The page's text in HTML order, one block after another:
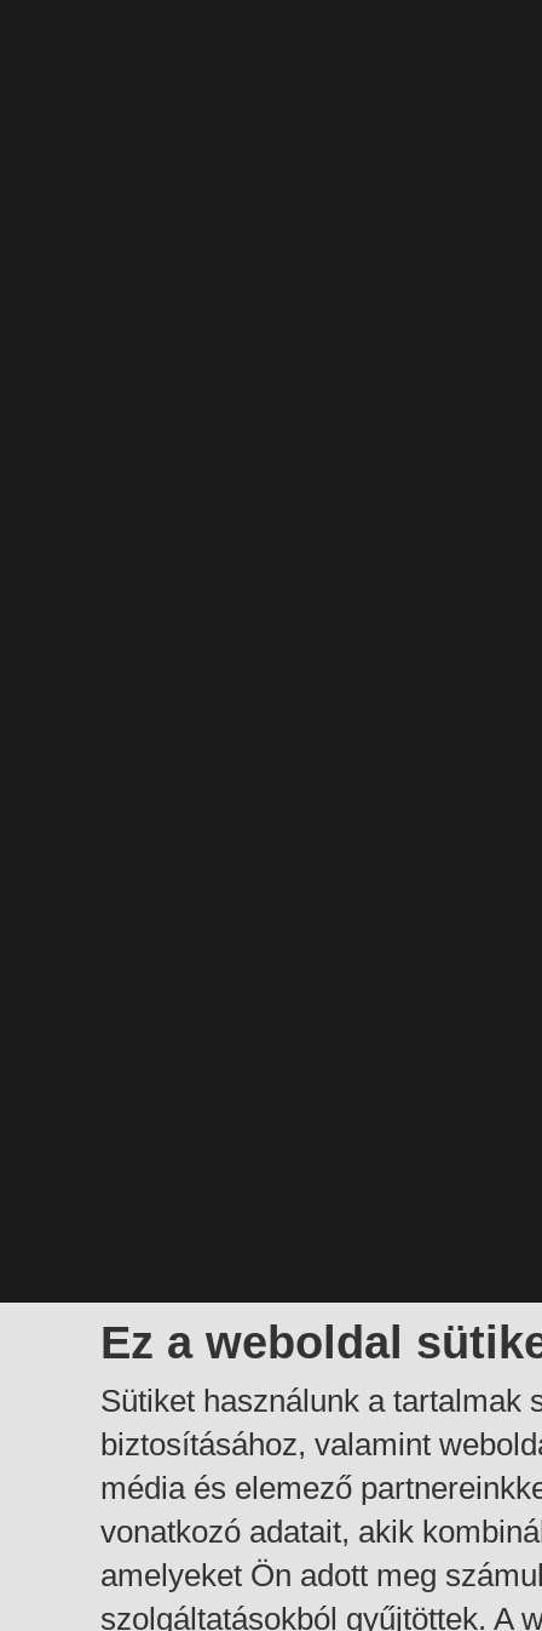
Ez a weboldal
Sütiket használunk a tartalmak
biztosításához, valamint
média és elemező
vonatkozó adatait, akik
amelyeket Ön adott meg
szolgáltatásokból gyűjtöttek. A